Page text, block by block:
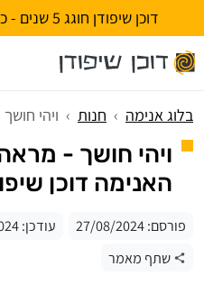
דוכן שיפודן חוגג 5 שנים - כל החרבות במבצע! ⭐
בלוג אנימה חנות ויהי
ויהי חושך -
האנימה דוכן
פורסם:27/08/2024 עודכן:
שתף מאמר